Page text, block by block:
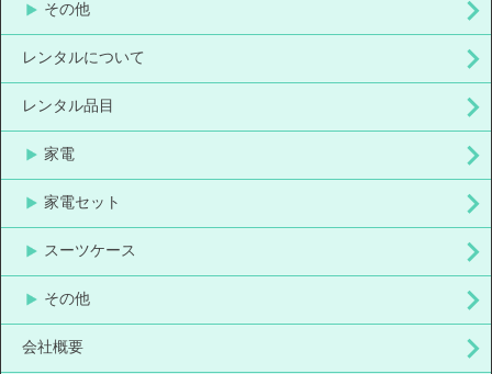
その他
レンタルについて
レンタル品目
家電
家電セット
スーツケース
その他
会社概要